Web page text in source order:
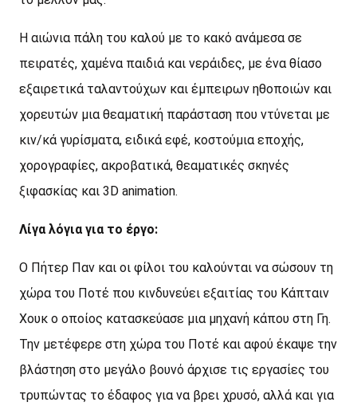
Η αιώνια πάλη του καλού με το κακό ανάμεσα σε
πειρατές, χαμένα παιδιά και νεράιδες, με ένα θίασο
εξαιρετικά ταλαντούχων και έμπειρων ηθοποιών και
χορευτών μια θεαματική παράσταση που ντύνεται με
κιν/κά γυρίσματα, ειδικά εφέ, κοστούμια εποχής,
χορογραφίες, ακροβατικά, θεαματικές σκηνές
ξιφασκίας και 3D animation.
Λίγα λόγια για το έργο:
Ο Πήτερ Παν και οι φίλοι του καλούνται να σώσουν τη
χώρα του Ποτέ που κινδυνεύει εξαιτίας του Κάπταιν
Χουκ ο οποίος κατασκεύασε μια μηχανή κάπου στη Γη.
Την μετέφερε στη χώρα του Ποτέ και αφού έκαψε την
βλάστηση στο μεγάλο βουνό άρχισε τις εργασίες του
τρυπώντας το έδαφος για να βρει χρυσό, αλλά και για